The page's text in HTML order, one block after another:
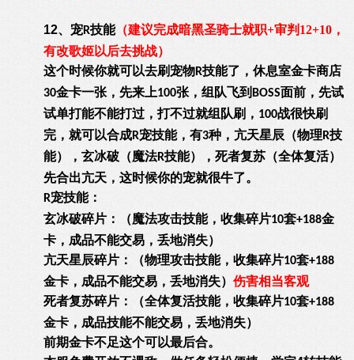
12、 宠R技能（建议完成暗黑圣骑士就职+审判12+10，
有改歌姬以后去挑战）
这个时候你就可以去刷宠物R技能了，休息室金卡商店
30金卡一张，先来上100张，组队飞到 BOSS面前，先试
试单打能不能打过，打不过就组队刷， 100战很快刷
完，就可以合成R宠技能，有3种，亢天星辰（物理 R技
能），玄冰破（魔法R技能），死者复苏（全体复活）
先合出亢天，这时候你的宠就很牛了。
R宠技能：
玄冰破碎片：（魔法攻击技能，收集碎片10套+188金
卡，成品不能交易，丢地消失）
亢天星辰碎片：（物理攻击技能，收集碎片10套+188
金卡，成品不能交易，丢地消失） 伤害相当客观
死者复苏碎片：（全体复活技能，收集碎片10套+188
金卡，成品技能不能交易，丢地消失）
前期金卡不足这个可以最后合。